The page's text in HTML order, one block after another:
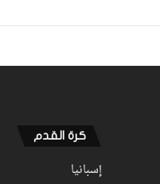
كرة القدم
إسبانيا